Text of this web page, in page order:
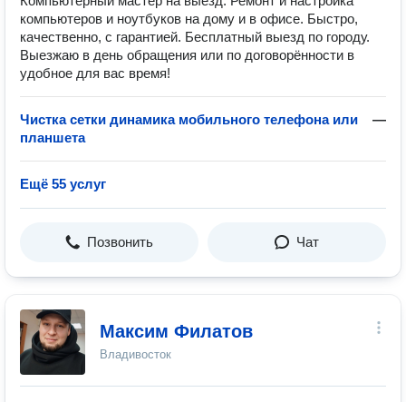
компьютеров и ноутбуков на дому и в офисе. Быстро,
качественно, с гарантией. Бесплатный выезд по городу.
Выезжаю в день обращения или по договорённости в
удобное для вас время!
Чистка сетки динамика мобильного телефона или
планшета
—
Ещё 55 услуг
Позвонить Чат
Максим Филатов
Владивосток